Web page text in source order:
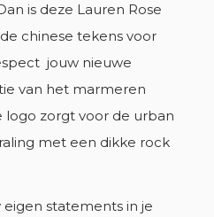
is deze Lauren Rose
chinese tekens voor
jouw nieuwe
van het marmeren
zorgt voor de urban
met een dikke rock
statements in je